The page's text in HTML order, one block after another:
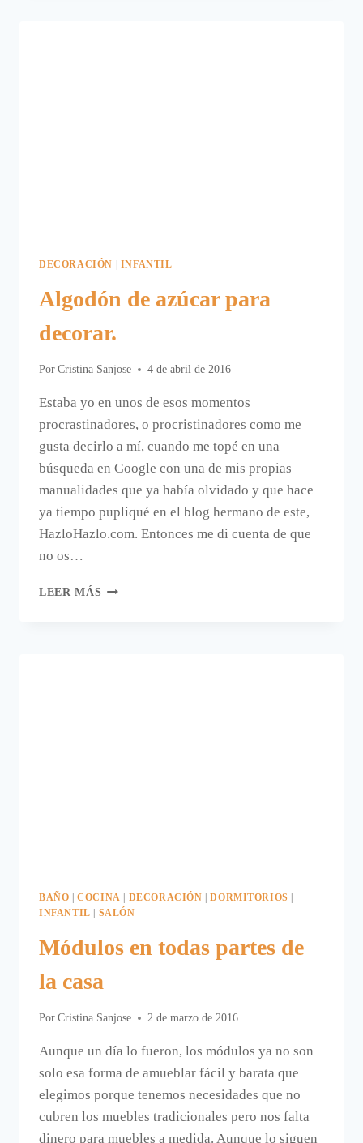
DECORACIÓN | INFANTIL
Algodón de azúcar para
decorar.
Por Cristina Sanjose 4 de abril de 2016
Estaba yo en unos de esos momentos
procrastinadores, o procristinadores como me
gusta decirlo a mí, cuando me topé en una
búsqueda en Google con una de mis propias
manualidades que ya había olvidado y que hace
ya tiempo pupliqué en el blog hermano de este,
HazloHazlo.com. Entonces me di cuenta de que
no os…
LEER MÁS ALGODÓN
BAÑO |COCINA DECORACIÓN |DORMITORIOS
INFANTIL
SALÓN
Módulos en todas partes de
la casa
Por Cristina Sanjose 2 de marzo de 2016
Aunque un día lo fueron, los módulos ya no son
solo esa forma de amueblar fácil y barata que
elegimos porque tenemos necesidades que no
cubren los muebles tradicionales pero nos falta
dinero para muebles a medida. Aunque lo siguen